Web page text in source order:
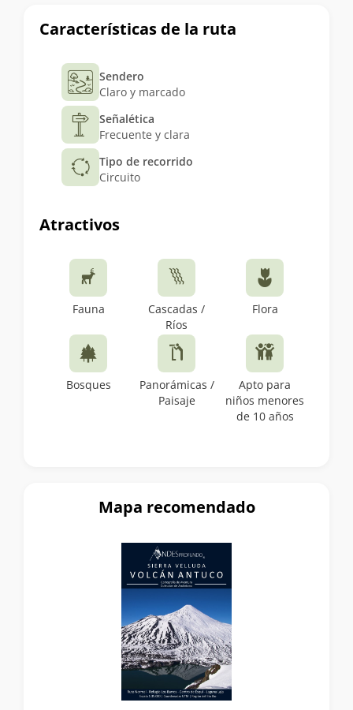
Características de la ruta
Sendero
Claro y marcado
Señalética
Frecuente y clara
Tipo de recorrido
Circuito
Atractivos
Fauna
Cascadas /
Ríos
Flora
Bosques
Panorámicas /
Paisaje
Apto para
niños menores
de 10 años
Mapa recomendado